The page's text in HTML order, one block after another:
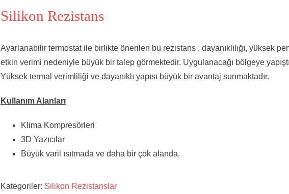
Silikon Rezistans
Ayarlanabilir termostat ile birlikte önerilen bu rezistans , dayanıklılığı, yüksek
etkin verimi nedeniyle büyük bir talep görmektedir. Uygulanacağı bölgeye
Yüksek termal verimliliği ve dayanıklı yapısı büyük bir avantaj sunmaktadır.
Kullanım Alanları
Klima Kompresörleri
3D Yazıcılar
Büyük varil ısıtmada ve daha bir çok alanda.
Kategoriler: Silikon Rezistanslar